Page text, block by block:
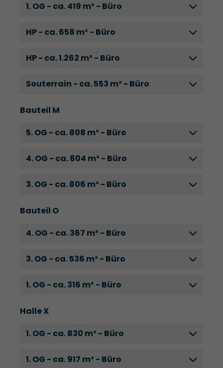
1. OG - ca. 419 m² - Büro
HP - ca. 658 m² - Büro
HP - ca. 1.262 m² - Büro
Souterrain - ca. 553 m² - Büro
Bauteil M
5. OG - ca. 808 m² - Büro
4. OG - ca. 804 m² - Büro
3. OG - ca. 806 m² - Büro
Bauteil O
4. OG - ca. 367 m² - Büro
3. OG - ca. 536 m² - Büro
1. OG - ca. 316 m² - Büro
Halle X
1. OG - ca. 830 m² - Büro
1. OG - ca. 917 m² - Büro